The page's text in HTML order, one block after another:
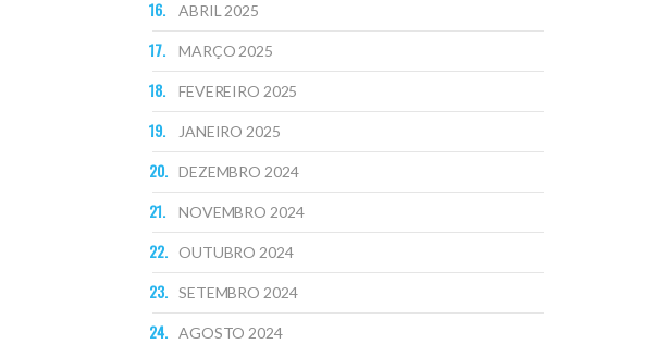
ABRIL 2025
MARÇO 2025
FEVEREIRO 2025
JANEIRO 2025
DEZEMBRO 2024
NOVEMBRO 2024
OUTUBRO 2024
SETEMBRO 2024
AGOSTO 2024